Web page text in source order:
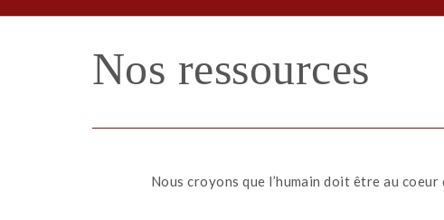
Nos ressources
Nous croyons que l’humain doit être au